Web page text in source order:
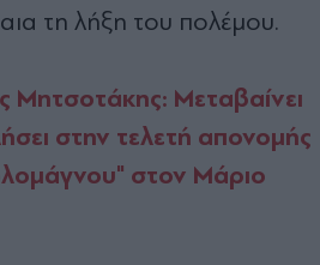
τη λήξη του πολέμου.
Μητσοτάκης: Μεταβαίνει
στην τελετή απονομής
στον Μάριο